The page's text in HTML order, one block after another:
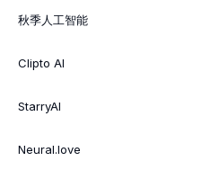
秋季人工智能
Clipto AI
StarryAI
Neural.love